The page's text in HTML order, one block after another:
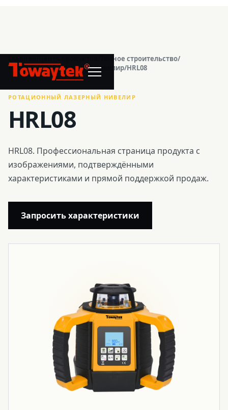
®
Точное строительство/
Ротационный лазерный нивелир/HRL08
РОТАЦИОННЫЙ ЛАЗЕРНЫЙ НИВЕЛИР
HRL08
HRL08. Профессиональная страница продукта с
изображениями, подтверждёнными
характеристиками и прямой поддержкой продаж.
Запросить характеристики